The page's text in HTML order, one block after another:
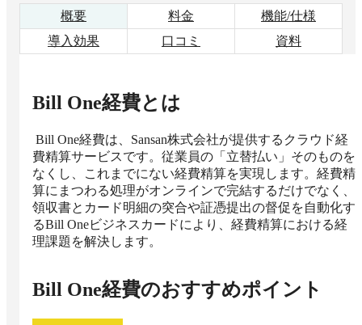
概要 料金
機能/仕様
導入効果
口コミ 資料
Bill One経費とは
費精算サービスです。従業員の「立替払い」そのものを
なくし、これまでにない経費精算を実現します。経費精
算にまつわる処理がオンラインで完結するだけでなく、
領収書とカード明細の突合や証憑提出の督促を自動化す
るBill Oneビジネスカードにより、経費精算における経
理課題を解決します。
Bill One経費のおすすめポイント